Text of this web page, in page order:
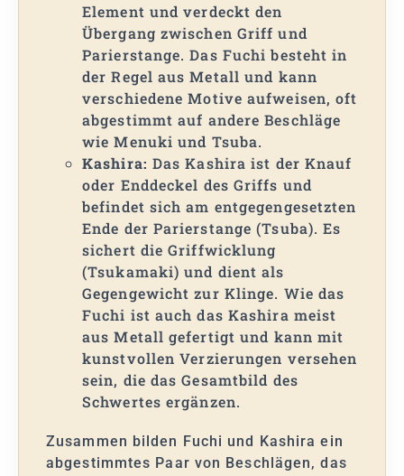
Element und verdeckt den
Übergang zwischen Griff und
Parierstange. Das Fuchi besteht in
der Regel aus Metall und kann
verschiedene Motive aufweisen, oft
abgestimmt auf andere Beschläge
wie Menuki und Tsuba.
Kashira: Das Kashira ist der Knauf
oder Enddeckel des Griffs und
befindet sich am entgegengesetzten
Ende der Parierstange (Tsuba). Es
sichert die Griffwicklung
(Tsukamaki) und dient als
Gegengewicht zur Klinge. Wie das
Fuchi ist auch das Kashira meist
aus Metall gefertigt und kann mit
kunstvollen Verzierungen versehen
sein, die das Gesamtbild des
Schwertes ergänzen.
Zusammen bilden Fuchi und Kashira ein
abgestimmtes Paar von Beschlägen, das